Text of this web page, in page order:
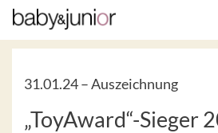
31.01.24 –Auszeichnung
„ToyAward“-Sieger